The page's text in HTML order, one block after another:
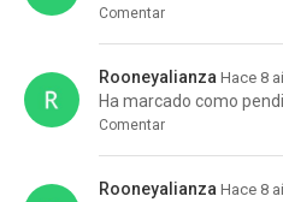
Comentar
Rooneyalianza Hace 8
Ha marcado como
Comentar
Rooneyalianza Hace 8